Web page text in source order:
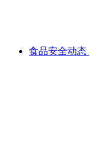
食品安全动态